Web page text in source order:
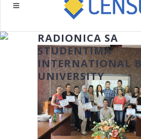
RADIONICA SA
STUDENTIMA
INTERNATIONAL
UNIVERSITY